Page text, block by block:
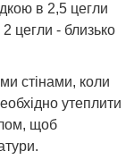
в 2,5 цегли
цегли - близько
стінами, коли
утеплити
щоб